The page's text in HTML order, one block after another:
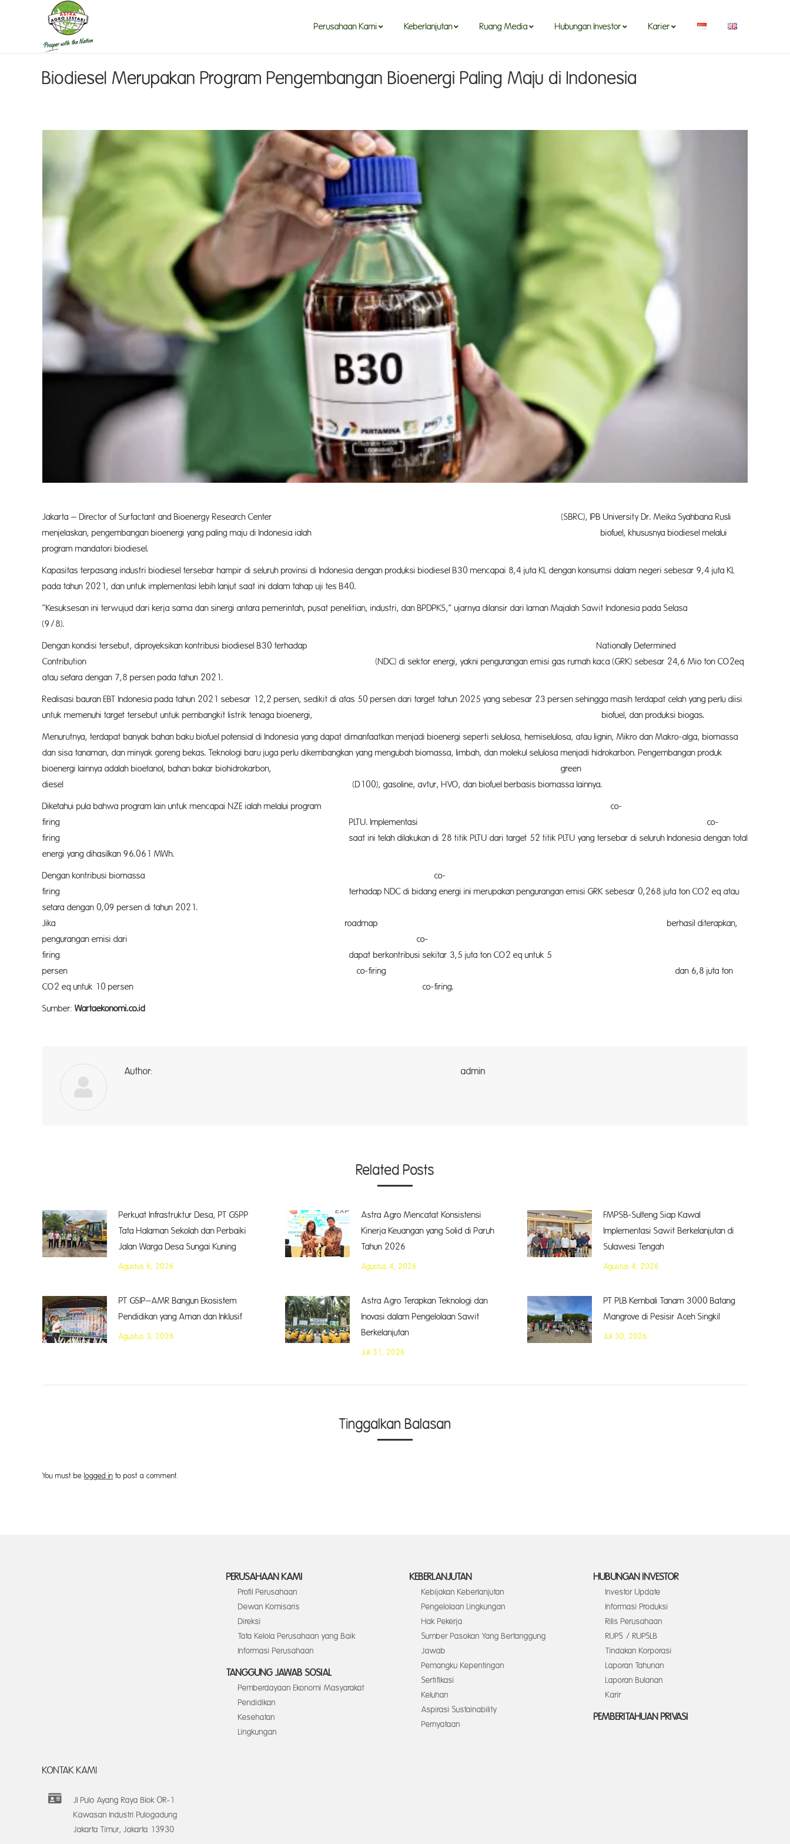
Perusahaan Kami Keberlanjutan Ruang Media Hubungan Investor Karier
Biodiesel Merupakan Program Pengembangan Bioenergi Paling Maju di Indonesia
Jakarta – Director of Surfactant and Bioenergy Research Center (SBRC), IPB University Dr. Meika Syahbana Rusli
menjelaskan, pengembangan bioenergi yang paling maju di Indonesia ialah biofuel, khususnya biodiesel melalui
program mandatori biodiesel.
Kapasitas terpasang industri biodiesel tersebar hampir di seluruh provinsi di Indonesia dengan produksi biodiesel B30 mencapai 8,4 juta KL dengan konsumsi dalam negeri sebesar 9,4 juta KL
pada tahun 2021, dan untuk implementasi lebih lanjut saat ini dalam tahap uji tes B40.
“Kesuksesan ini terwujud dari kerja sama dan sinergi antara pemerintah, pusat penelitian, industri, dan BPDPKS,” ujarnya dilansir dari laman Majalah Sawit Indonesia pada Selasa
(9/8).
Dengan kondisi tersebut, diproyeksikan kontribusi biodiesel B30 terhadap Nationally Determined
Contribution (NDC) di sektor energi, yakni pengurangan emisi gas rumah kaca (GRK) sebesar 24,6 Mio ton CO2eq
atau setara dengan 7,8 persen pada tahun 2021.
Realisasi bauran EBT Indonesia pada tahun 2021 sebesar 12,2 persen, sedikit di atas 50 persen dari target tahun 2025 yang sebesar 23 persen sehingga masih terdapat celah yang perlu diisi
untuk memenuhi target tersebut untuk pembangkit listrik tenaga bioenergi, biofuel, dan produksi biogas.
Menurutnya, terdapat banyak bahan baku biofuel potensial di Indonesia yang dapat dimanfaatkan menjadi bioenergi seperti selulosa, hemiselulosa, atau lignin, Mikro dan Makro-alga, biomassa
dan sisa tanaman, dan minyak goreng bekas. Teknologi baru juga perlu dikembangkan yang mengubah biomassa, limbah, dan molekul selulosa menjadi hidrokarbon. Pengembangan produk
bioenergi lainnya adalah bioetanol, bahan bakar biohidrokarbon, green
diesel (D100), gasoline, avtur, HVO, dan biofuel berbasis biomassa lainnya.
Diketahui pula bahwa program lain untuk mencapai NZE ialah melalui program co-
firing PLTU. Implementasi co-
firing saat ini telah dilakukan di 28 titik PLTU dari target 52 titik PLTU yang tersebar di seluruh Indonesia dengan total
energi yang dihasilkan 96.061 MWh.
Dengan kontribusi biomassa co-
firing terhadap NDC di bidang energi ini merupakan pengurangan emisi GRK sebesar 0,268 juta ton CO2 eq atau
setara dengan 0,09 persen di tahun 2021.
Jika roadmap berhasil diterapkan,
pengurangan emisi dari co-
firing dapat berkontribusi sekitar 3,5 juta ton CO2 eq untuk 5
persen co-firing dan 6,8 juta ton
CO2 eq untuk 10 persen co-firing.
Sumber: Wartaekonomi.co.id
Author: admin
Related Posts
Perkuat Infrastruktur Desa, PT GSPP
Tata Halaman Sekolah dan Perbaiki
Jalan Warga Desa Sungai Kuning
Agustus 6, 2026
Astra Agro Mencatat Konsistensi
Kinerja Keuangan yang Solid di Paruh
Tahun 2026
Agustus 4, 2026
FMPSB-Sulteng Siap Kawal
Implementasi Sawit Berkelanjutan di
Sulawesi Tengah
Agustus 4, 2026
PT GSIP–AMR Bangun Ekosistem
Pendidikan yang Aman dan Inklusif
Agustus 3, 2026
Astra Agro Terapkan Teknologi dan
Inovasi dalam Pengelolaan Sawit
Berkelanjutan
Juli 31, 2026
PT PLB Kembali Tanam 3000 Batang
Mangrove di Pesisir Aceh Singkil
Juli 30, 2026
Tinggalkan Balasan
You must be logged in to post a comment.
PERUSAHAAN KAMI
Profil Perusahaan
Dewan Komisaris
Direksi
Tata Kelola Perusahaan yang Baik
Informasi Perusahaan
TANGGUNG JAWAB SOSIAL
Pemberdayaan Ekonomi Masyarakat
Pendidikan
Kesehatan
Lingkungan
KEBERLANJUTAN
Kebijakan Keberlanjutan
Pengelolaan Lingkungan
Hak Pekerja
Sumber Pasokan Yang Bertanggung
Jawab
Pemangku Kepentingan
Sertifikasi
Keluhan
Aspirasi Sustainability
Pernyataan
HUBUNGAN INVESTOR
Investor Update
Informasi Produksi
Rilis Perusahaan
RUPS / RUPSLB
Tindakan Korporasi
Laporan Tahunan
Laporan Bulanan
Karir
PEMBERITAHUAN PRIVASI
KONTAK KAMI
Jl Pulo Ayang Raya Blok OR-1
Kawasan Industri Pulogadung
Jakarta Timur, Jakarta 13930